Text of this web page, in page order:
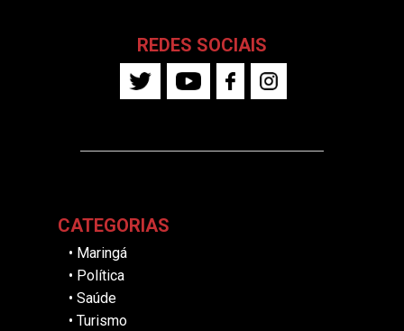
REDES SOCIAIS
CATEGORIAS
• Maringá
• Política
• Saúde
• Turismo